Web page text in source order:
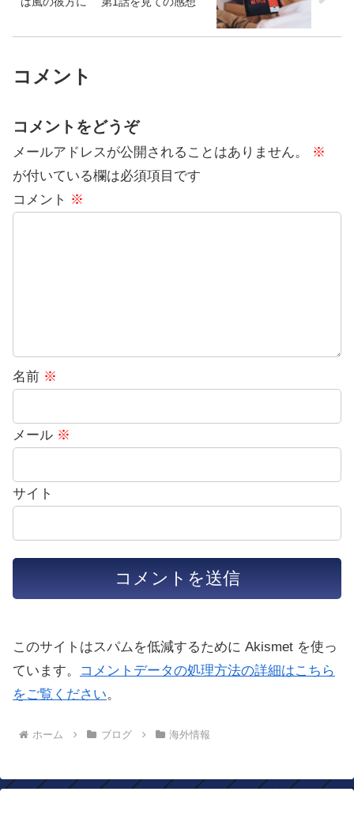
コメント
コメントをどうぞ
メールアドレスが公開されることはありません。
※
が付いている欄は必須項目です
コメント ※
名前 ※
メール ※
サイト
このサイトはスパムを低減するために Akismet を使っ
ています。
コメントデータの処理方法の詳細はこちら
をご覧ください。
ホーム ブログ 海外情報